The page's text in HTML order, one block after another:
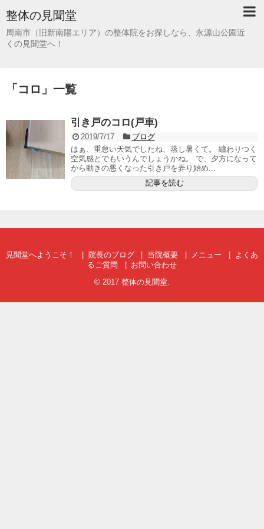
整体の見聞堂
周南市（旧新南陽エリア）の整体院をお探しなら、永源山公園近
くの見聞堂へ！
「 コロ 」 一覧
引き戸のコロ(戸車)
2019/7/17
ブログ
はぁ、重怠い天気でしたね、蒸し暑くて。 纏わりつく
空気感とでもいうんでしょうかね。 で、夕方になって
から動きの悪くなった引き戸を弄り始め...
記事を読む
見聞堂へようこそ！ 院長のブログ 当院概要 メニュー
よくあ
るご質問
お問い合わせ
© 2017 整体の見聞堂.